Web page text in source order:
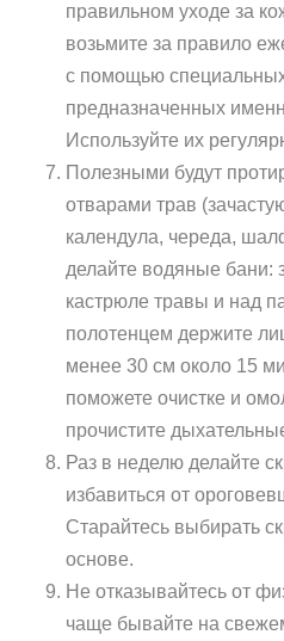
правильном уходе за
возьмите за правило
с помощью специальных
предназначенных
Используйте их
Полезными будут
отварами трав
календула, череда,
делайте водяные бани:
кастрюле травы и над
полотенцем держите
менее 30 см около 15
поможете очистке и
прочистите
Раз в неделю делайте
избавиться от
Старайтесь выбирать
основе.
Не отказывайтесь от
чаще бывайте на